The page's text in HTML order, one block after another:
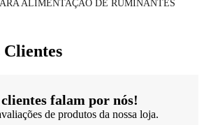
ALIMENTAÇÃO DE RUMINANTES
Clientes
clientes falam por nós!
de produtos da nossa loja.